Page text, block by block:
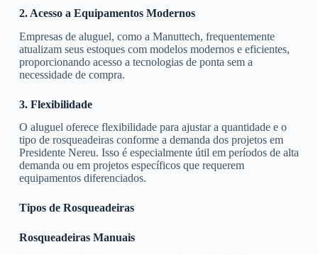
2. Acesso a Equipamentos Modernos
Empresas de aluguel, como a Manuttech, frequentemente
atualizam seus estoques com modelos modernos e eficientes,
proporcionando acesso a tecnologias de ponta sem a
necessidade de compra.
3. Flexibilidade
O aluguel oferece flexibilidade para ajustar a quantidade e o
tipo de rosqueadeiras conforme a demanda dos projetos em
Presidente Nereu. Isso é especialmente útil em períodos de alta
demanda ou em projetos específicos que requerem
equipamentos diferenciados.
Tipos de Rosqueadeiras
Rosqueadeiras Manuais